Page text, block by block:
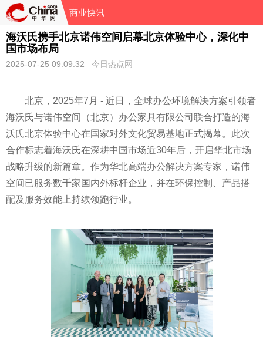
商业快讯
海沃氏携手北京诺伟空间启幕北京体验中心，深化中
国市场布局
2025-07-25 09:09:32 今日热点网
北京，2025年7月 - 近日，全球办公环境解决方案引领者
海沃氏与诺伟空间（北京）办公家具有限公司联合打造的海
沃氏北京体验中心在国家对外文化贸易基地正式揭幕。此次
合作标志着海沃氏在深耕中国市场近30年后，开启华北市场
战略升级的新篇章。作为华北高端办公解决方案专家，诺伟
空间已服务数千家国内外标杆企业，并在环保控制、产品搭
配及服务效能上持续领跑行业。